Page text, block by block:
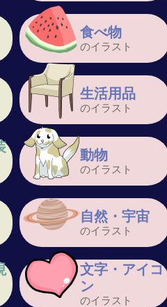
食べ物
のイラスト
生活用品
のイラスト
動物
のイラスト
自然・宇宙
のイラスト
文字・アイコ
ン
のイラスト